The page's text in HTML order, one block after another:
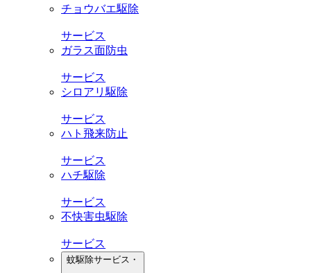
チョウバエ駆除
サービス
ガラス面防虫
サービス
シロアリ駆除
サービス
ハト飛来防止
サービス
ハチ駆除
サービス
不快害虫駆除
サービス
蚊駆除サービス・